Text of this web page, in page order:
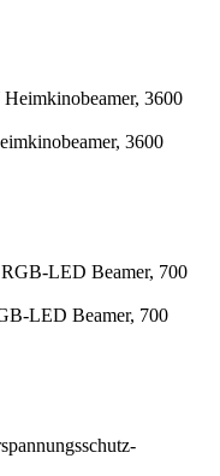
3600
LED Beamer, 700